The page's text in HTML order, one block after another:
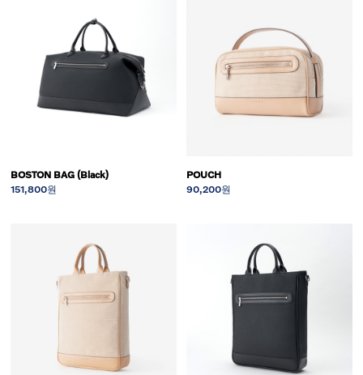
BOSTON BAG (Black)
151,800원
POUCH
90,200원